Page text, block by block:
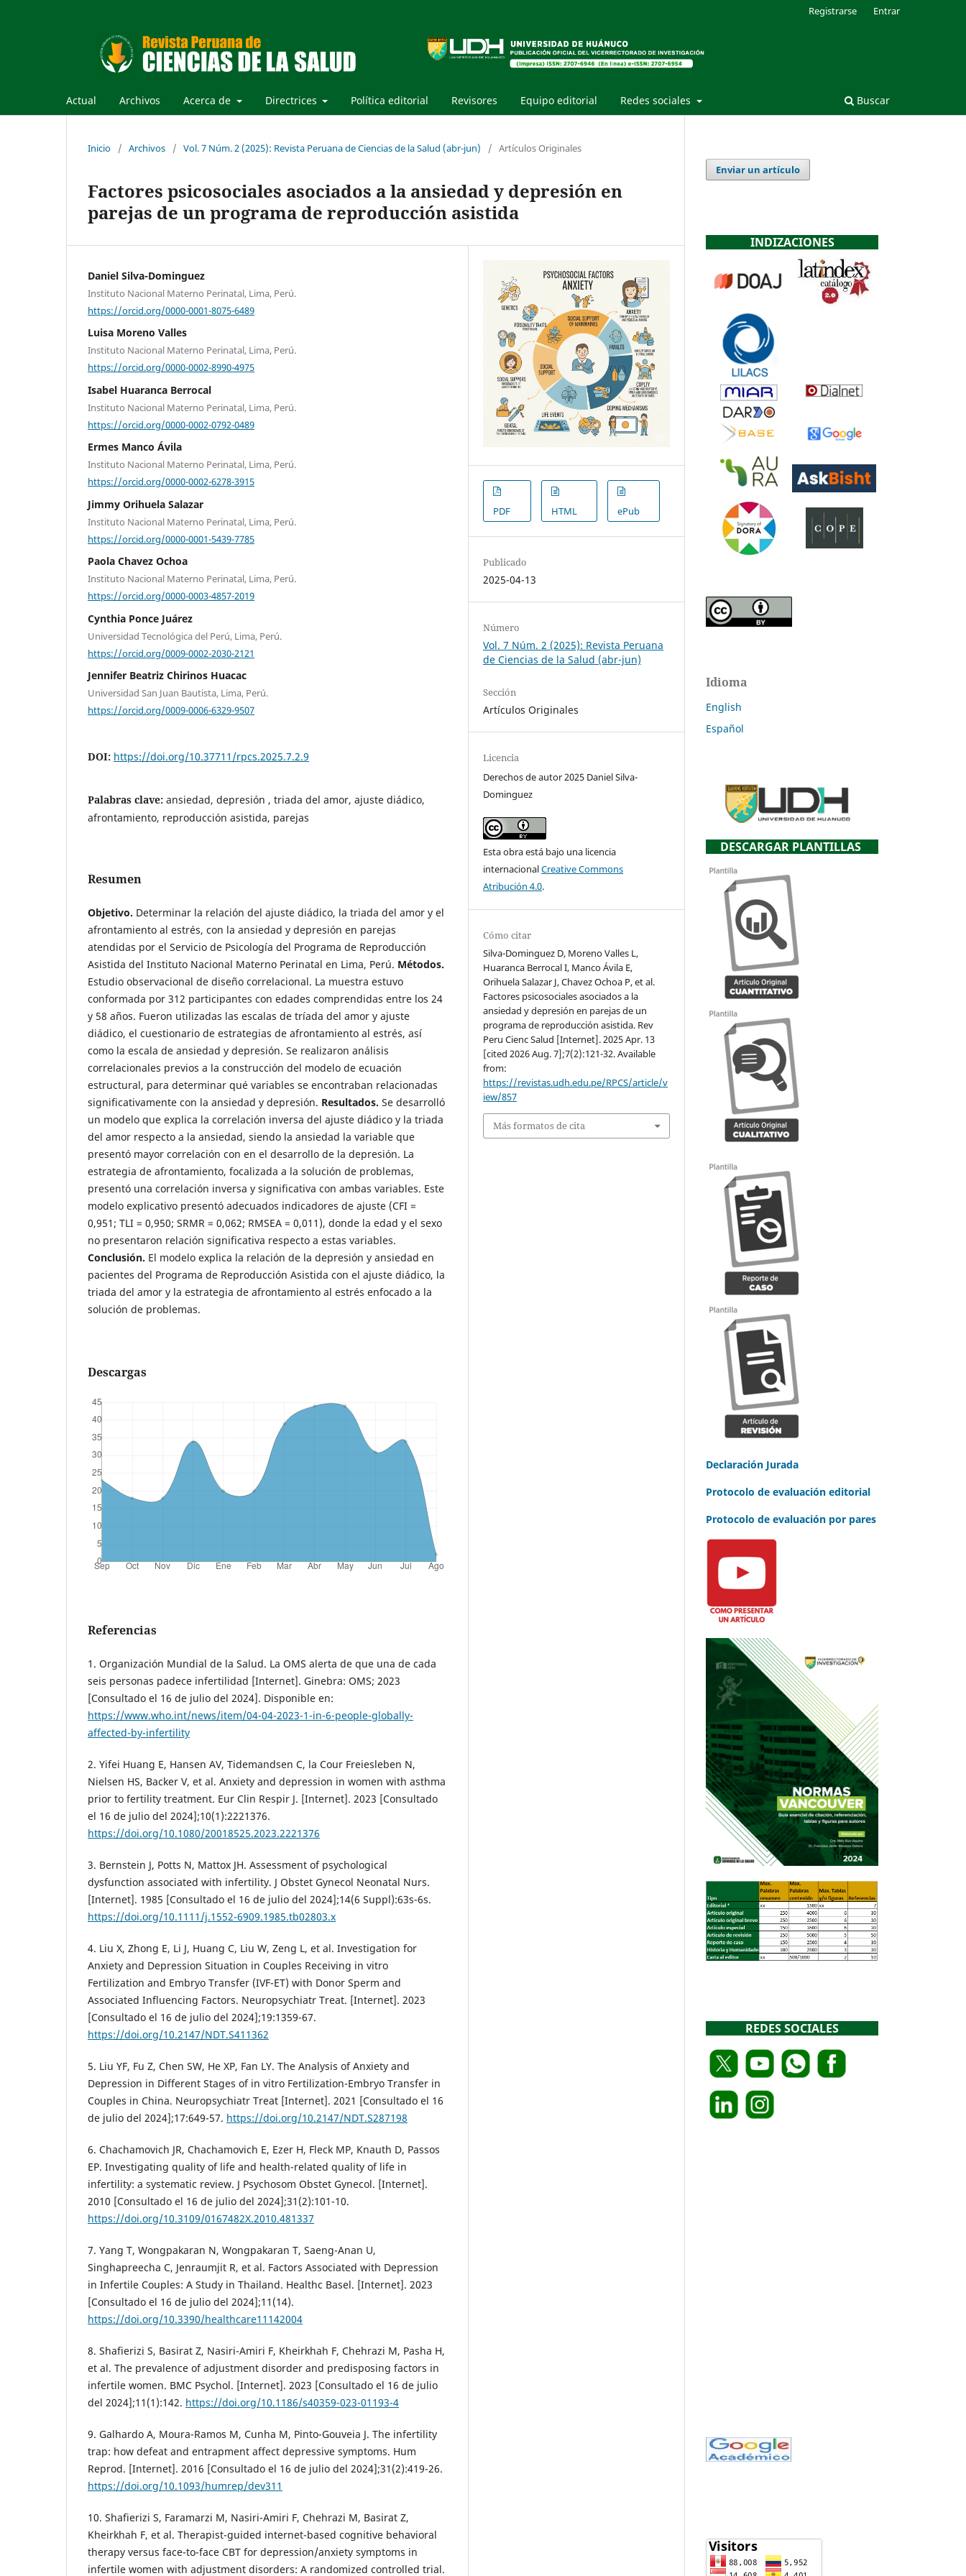
Actual Archivos Acerca de Directrices Política editorial Revisores Equipo editorial Redes sociales Buscar
Registrarse Entrar
Inicio / Archivos / Vol. 7 Núm. 2 (2025): Revista Peruana de Ciencias de la Salud (abr-jun) / Artículos Originales
Factores psicosociales asociados a la ansiedad y depresión en
parejas de un programa de reproducción asistida
Daniel Silva-Dominguez
Instituto Nacional Materno Perinatal, Lima, Perú.
https://orcid.org/0000-0001-8075-6489
Luisa Moreno Valles
Instituto Nacional Materno Perinatal, Lima, Perú.
https://orcid.org/0000-0002-8990-4975
Isabel Huaranca Berrocal
Instituto Nacional Materno Perinatal, Lima, Perú.
https://orcid.org/0000-0002-0792-0489
Ermes Manco Ávila
Instituto Nacional Materno Perinatal, Lima, Perú.
https://orcid.org/0000-0002-6278-3915
Jimmy Orihuela Salazar
Instituto Nacional Materno Perinatal, Lima, Perú.
https://orcid.org/0000-0001-5439-7785
Paola Chavez Ochoa
Instituto Nacional Materno Perinatal, Lima, Perú.
https://orcid.org/0000-0003-4857-2019
Cynthia Ponce Juárez
Universidad Tecnológica del Perú, Lima, Perú.
https://orcid.org/0009-0002-2030-2121
Jennifer Beatriz Chirinos Huacac
Universidad San Juan Bautista, Lima, Perú.
https://orcid.org/0009-0006-6329-9507
DOI: https://doi.org/10.37711/rpcs.2025.7.2.9
Palabras clave: ansiedad, depresión , triada del amor, ajuste diádico,
afrontamiento, reproducción asistida, parejas
Resumen
Objetivo. Determinar la relación del ajuste diádico, la triada del amor y el
afrontamiento al estrés, con la ansiedad y depresión en parejas
atendidas por el Servicio de Psicología del Programa de Reproducción
Asistida del Instituto Nacional Materno Perinatal en Lima, Perú. Métodos.
Estudio observacional de diseño correlacional. La muestra estuvo
conformada por 312 participantes con edades comprendidas entre los 24
y 58 años. Fueron utilizadas las escalas de tríada del amor y ajuste
diádico, el cuestionario de estrategias de afrontamiento al estrés, así
como la escala de ansiedad y depresión. Se realizaron análisis
correlacionales previos a la construcción del modelo de ecuación
estructural, para determinar qué variables se encontraban relacionadas
significativamente con la ansiedad y depresión. Resultados. Se desarrolló
un modelo que explica la correlación inversa del ajuste diádico y la triada
del amor respecto a la ansiedad, siendo la ansiedad la variable que
presentó mayor correlación con en el desarrollo de la depresión. La
estrategia de afrontamiento, focalizada a la solución de problemas,
presentó una correlación inversa y significativa con ambas variables. Este
modelo explicativo presentó adecuados indicadores de ajuste (CFI =
0,951; TLI = 0,950; SRMR = 0,062; RMSEA = 0,011), donde la edad y el sexo
no presentaron relación significativa respecto a estas variables.
Conclusión. El modelo explica la relación de la depresión y ansiedad en
pacientes del Programa de Reproducción Asistida con el ajuste diádico, la
triada del amor y la estrategia de afrontamiento al estrés enfocado a la
solución de problemas.
Descargas
Referencias
1. Organización Mundial de la Salud. La OMS alerta de que una de cada
seis personas padece infertilidad [Internet]. Ginebra: OMS; 2023
[Consultado el 16 de julio del 2024]. Disponible en:
https://www.who.int/news/item/04-04-2023-1-in-6-people-globally-
affected-by-infertility
2. Yifei Huang E, Hansen AV, Tidemandsen C, la Cour Freiesleben N,
Nielsen HS, Backer V, et al. Anxiety and depression in women with asthma
prior to fertility treatment. Eur Clin Respir J. [Internet]. 2023 [Consultado
el 16 de julio del 2024];10(1):2221376.
https://doi.org/10.1080/20018525.2023.2221376
3. Bernstein J, Potts N, Mattox JH. Assessment of psychological
dysfunction associated with infertility. J Obstet Gynecol Neonatal Nurs.
[Internet]. 1985 [Consultado el 16 de julio del 2024];14(6 Suppl):63s-6s.
https://doi.org/10.1111/j.1552-6909.1985.tb02803.x
4. Liu X, Zhong E, Li J, Huang C, Liu W, Zeng L, et al. Investigation for
Anxiety and Depression Situation in Couples Receiving in vitro
Fertilization and Embryo Transfer (IVF-ET) with Donor Sperm and
Associated Influencing Factors. Neuropsychiatr Treat. [Internet]. 2023
[Consultado el 16 de julio del 2024];19:1359-67.
https://doi.org/10.2147/NDT.S411362
5. Liu YF, Fu Z, Chen SW, He XP, Fan LY. The Analysis of Anxiety and
Depression in Different Stages of in vitro Fertilization-Embryo Transfer in
Couples in China. Neuropsychiatr Treat [Internet]. 2021 [Consultado el 16
de julio del 2024];17:649-57. https://doi.org/10.2147/NDT.S287198
6. Chachamovich JR, Chachamovich E, Ezer H, Fleck MP, Knauth D, Passos
EP. Investigating quality of life and health-related quality of life in
infertility: a systematic review. J Psychosom Obstet Gynecol. [Internet].
2010 [Consultado el 16 de julio del 2024];31(2):101-10.
https://doi.org/10.3109/0167482X.2010.481337
7. Yang T, Wongpakaran N, Wongpakaran T, Saeng-Anan U,
Singhapreecha C, Jenraumjit R, et al. Factors Associated with Depression
in Infertile Couples: A Study in Thailand. Healthc Basel. [Internet]. 2023
[Consultado el 16 de julio del 2024];11(14).
https://doi.org/10.3390/healthcare11142004
8. Shafierizi S, Basirat Z, Nasiri-Amiri F, Kheirkhah F, Chehrazi M, Pasha H,
et al. The prevalence of adjustment disorder and predisposing factors in
infertile women. BMC Psychol. [Internet]. 2023 [Consultado el 16 de julio
del 2024];11(1):142. https://doi.org/10.1186/s40359-023-01193-4
9. Galhardo A, Moura-Ramos M, Cunha M, Pinto-Gouveia J. The infertility
trap: how defeat and entrapment affect depressive symptoms. Hum
Reprod. [Internet]. 2016 [Consultado el 16 de julio del 2024];31(2):419-26.
https://doi.org/10.1093/humrep/dev311
10. Shafierizi S, Faramarzi M, Nasiri-Amiri F, Chehrazi M, Basirat Z,
Kheirkhah F, et al. Therapist-guided internet-based cognitive behavioral
therapy versus face-to-face CBT for depression/anxiety symptoms in
infertile women with adjustment disorders: A randomized controlled trial.
PDF HTML ePub
Publicado
2025-04-13
Número
Vol. 7 Núm. 2 (2025): Revista Peruana
de Ciencias de la Salud (abr-jun)
Sección
Artículos Originales
Licencia
Derechos de autor 2025 Daniel Silva-
Dominguez
Esta obra está bajo una licencia
internacionalCreative Commons
Atribución 4.0.
Cómo citar
Silva-Dominguez D, Moreno Valles L,
Huaranca Berrocal I, Manco Ávila E,
Orihuela Salazar J, Chavez Ochoa P, et al.
Factores psicosociales asociados a la
ansiedad y depresión en parejas de un
programa de reproducción asistida. Rev
Peru Cienc Salud [Internet]. 2025 Apr. 13
[cited 2026 Aug. 7];7(2):121-32. Available
from:
https://revistas.udh.edu.pe/RPCS/article/v
iew/857
Más formatos de cita
Enviar un artículo
INDIZACIONES
Idioma
English
Español
DESCARGAR PLANTILLAS
Declaración Jurada
Protocolo de evaluación editorial
Protocolo de evaluación por pares
REDES SOCIALES